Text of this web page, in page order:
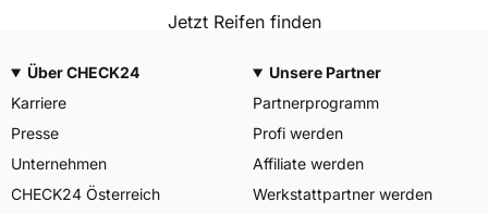
Jetzt Reifen finden
Über CHECK24
Karriere
Presse
Unternehmen
CHECK24 Österreich
Unsere Partner
Partnerprogramm
Profi werden
Affiliate werden
Werkstattpartner werden